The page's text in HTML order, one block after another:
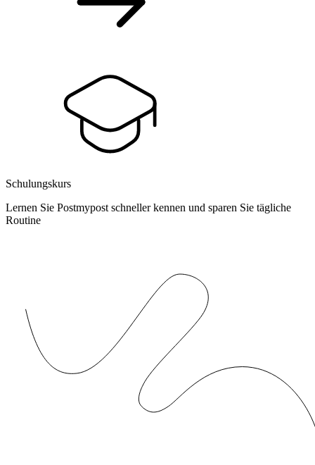
Schulungskurs
Lernen Sie Postmypost schneller kennen und sparen Sie tägliche
Routine